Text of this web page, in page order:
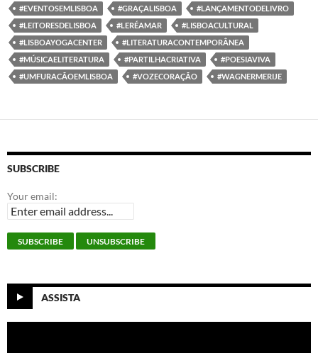
#EVENTOSEMLISBOA
#GRAÇALISBOA
#LANÇAMENTODELIVRO
#LEITORESDELISBOA
#LERÉAMAR
#LISBOACULTURAL
#LISBOAYOGACENTER
#LITERATURACONTEMPORÂNEA
#MÚSICAELITERATURA
#PARTILHACRIATIVA
#POESIAVIVA
#UMFURACÃOEMLISBOA
#VOZECORAÇÃO #WAGNERMERIJE
SUBSCRIBE
Your email:
ASSISTA